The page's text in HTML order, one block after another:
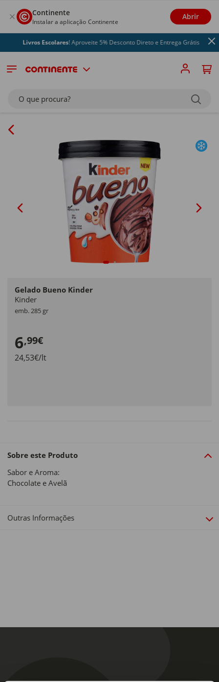
Continente
Instalar a aplicação Continente
Abrir
Livros Escolares! Aproveite 5% Desconto Direto e Entrega Grátis
O que procura?
Gelado Bueno Kinder
Kinder
emb. 285 gr
6,99€
24,53€/lt
Sobre este Produto
Sabor e Aroma:
Chocolate e Avelã
Outras Informações